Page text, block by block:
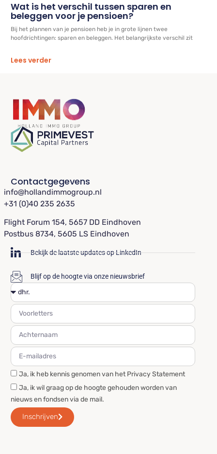
Wat is het verschil tussen sparen en
beleggen voor je pensioen?
Bij het plannen van je pensioen heb je in grote lijnen twee
hoofdrichtingen: sparen en beleggen. Het belangrijkste verschil zit
Lees verder
Contactgegevens
info@hollandimmogroup.nl
+31 (0)40 235 2635
Flight Forum 154, 5657 DD Eindhoven
Postbus 8734, 5605 LS Eindhoven
Bekijk de laatste updates op LinkedIn
Blijf op de hoogte via onze nieuwsbrief
Ja, ik heb kennis genomen van het Privacy Statement
Ja, ik wil graag op de hoogte gehouden worden van
nieuws en fondsen via de mail.
Inschrijven